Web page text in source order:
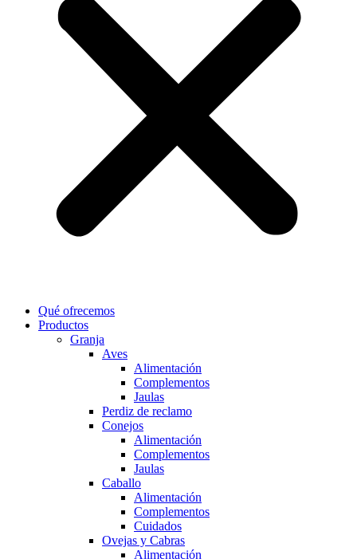
Qué ofrecemos
Productos
Granja
Aves
Alimentación
Complementos
Jaulas
Perdiz de reclamo
Conejos
Alimentación
Complementos
Jaulas
Caballo
Alimentación
Complementos
Cuidados
Ovejas y Cabras
Alimentación